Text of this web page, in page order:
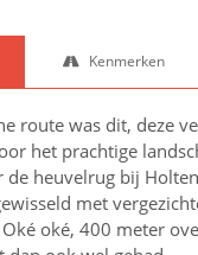
Kenmerken
route was dit, deze
het prachtige
heuvelrug bij
met
oké, 400 meter